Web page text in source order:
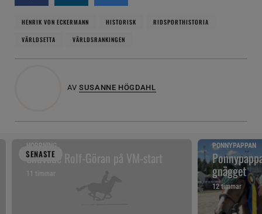
HENRIK VON ECKERMANN HISTORISK
RIDSPORTHISTORIA
VÄRLDSETTA
VÄRLDSRANKINGEN
AV SUSANNE HÖGDAHL
SENASTE
HOPPNING
Snuvade Rolf-Göran på VM-start
11 timmar
PONNYPAPPAN
gnägget
12 timmar